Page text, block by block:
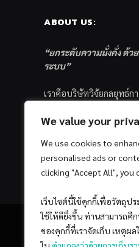
We value your
We use cookies to
personalised ads or
clicking "Accept All",
เว็บไซต์นี้ใช้คุกกี้เพื่อวัตถุป
ใช้ให้ดียิ่งขึ้น ท่านสามารถศึ
ของคุกกี้ที่เราจัดเก็บ เหตุผ
ABOUT US:
“ยกระดับความมั่งคั่ง ด้ว
ระบบ”
เราคือบริษัทวิจัยกลยุทธ์ก
ส่วนบุคคล ซึ่งมีเป้าหมาย
ด้วยแนวคิดและกระบวน
Quantitative &